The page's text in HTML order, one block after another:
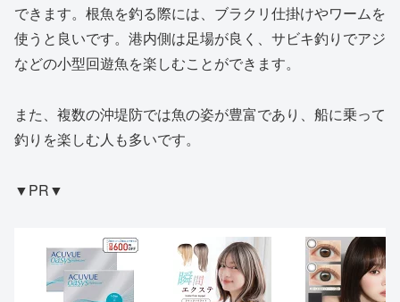
できます。根魚を釣る際には、ブラクリ仕掛けやワームを
使うと良いです。港内側は足場が良く、サビキ釣りでアジ
などの小型回遊魚を楽しむことができます。
また、複数の沖堤防では魚の姿が豊富であり、船に乗って
釣りを楽しむ人も多いです。
▼PR▼